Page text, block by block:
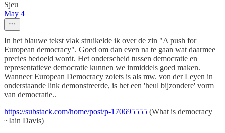
Sjeu
May 4
In het blauwe tekst vlak struikelde ik over de zin "A push for
European democracy". Goed om dan even na te gaan wat daarmee
precies bedoeld wordt. Het onderscheid tussen democratie en
representatieve democratie kunnen we inmiddels goed maken.
Wanneer European Democracy zoiets is als mw. von der Leyen in
onderstaande link demonstreerde, is het een 'heul bijzondere' vorm
van democratie..
https://substack.com/home/post/p-170695555 (What is democracy
~Iain Davis)